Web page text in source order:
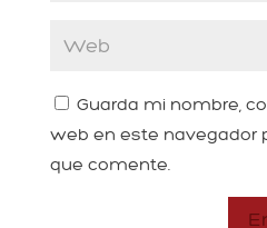
Guarda mi nombre,
web en este navegador
que comente.